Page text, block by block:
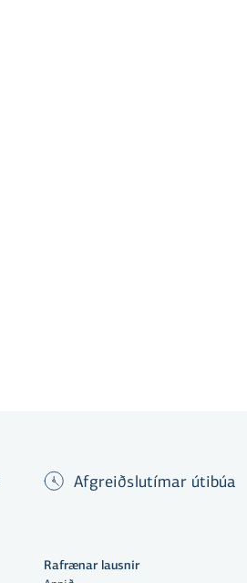
Afgreiðslutímar útibúa
Rafrænar lausnir